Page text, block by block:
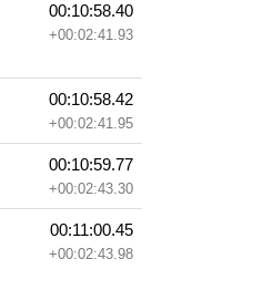
00:10:58.40
+00:02:41.93
00:10:58.42
+00:02:41.95
00:10:59.77
+00:02:43.30
00:11:00.45
+00:02:43.98